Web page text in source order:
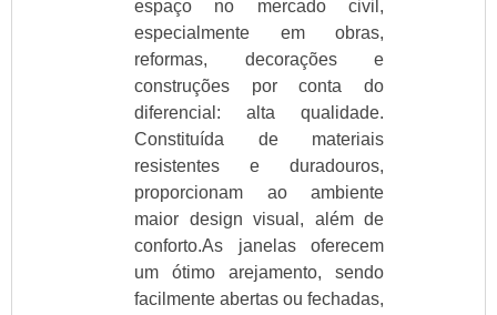
espaço no mercado civil,
especialmente em obras,
reformas, decorações e
construções por conta do
diferencial: alta qualidade.
Constituída de materiais
resistentes e duradouros,
proporcionam ao ambiente
maior design visual, além de
conforto.As janelas oferecem
um ótimo arejamento, sendo
facilmente abertas ou fechadas,